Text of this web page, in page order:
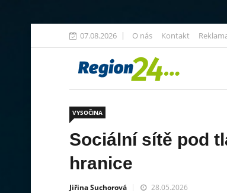
07.08.2026 O nás Kontakt
VYSOČINA
Sociální sítě pod
hranice
Jiřina Suchorová 28.05.2026